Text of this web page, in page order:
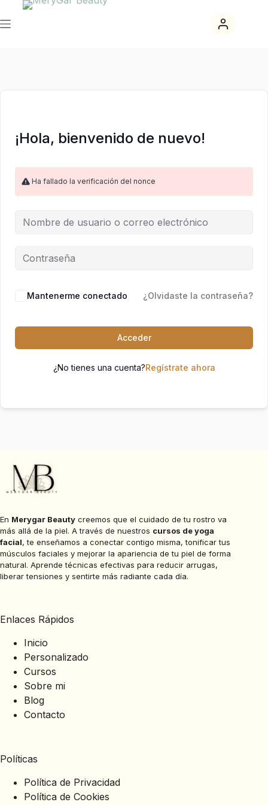
Saltar
al
Saltar
al
¡Hola, bienvenido de nuevo!
Ha fallado la verificación del nonce
Mantenerme conectado ¿Olvidaste la contraseña?
Acceder
¿No tienes una cuenta?Regístrate ahora
En Merygar Beauty creemos que el cuidado de tu rostro va
más allá de la piel. A través de nuestros cursos de yoga
facial, te enseñamos a conectar contigo misma, tonificar tus
músculos faciales y mejorar la apariencia de tu piel de forma
natural. Aprende técnicas efectivas para reducir arrugas,
liberar tensiones y sentirte más radiante cada día.
Enlaces Rápidos
Inicio
Personalizado
Cursos
Sobre mi
Blog
Contacto
Políticas
Política de Privacidad
Política de Cookies